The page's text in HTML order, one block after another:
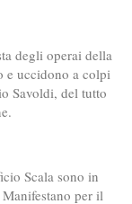
degli operai della
e uccidono a colpi
Savoldi, del tutto
Scala sono in
per il